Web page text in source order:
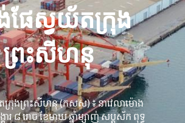
ផែស្វយ័តក្រុង
ព្រះសីហនុ
ក្រុងព្រះសីហនុ (កសស) ៖ នាវេលាម៉ោង
គារ ៨ រោច ខែមាឃ ឆ្នាំម្សាញ់ សប្តស័ក ពុទ្ធ